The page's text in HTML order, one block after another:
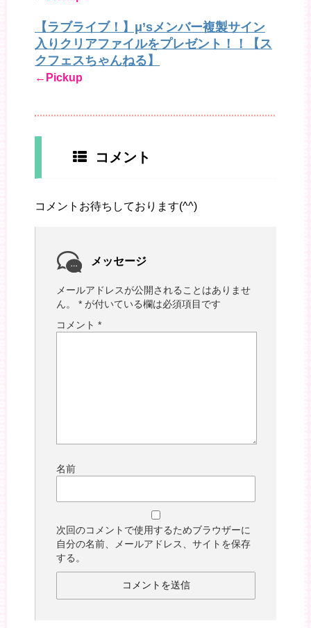
【ラブライブ！】μ’sメンバー複製サイン
入りクリアファイルをプレゼント！！【ス
クフェスちゃんねる】
←Pickup
コメント
コメントお待ちしております(^^)
メッセージ
メールアドレスが公開されることはありませ
ん。
* が付いている欄は必須項目です
コメント *
名前
次回のコメントで使用するためブラウザーに
自分の名前、メールアドレス、サイトを保存
する。